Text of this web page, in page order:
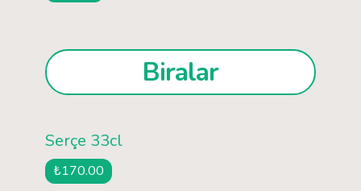
Biralar
Serçe 33cl
₺170.00